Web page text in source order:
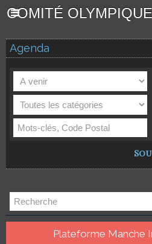
COMITÉ
Agenda
Plateforme Manche